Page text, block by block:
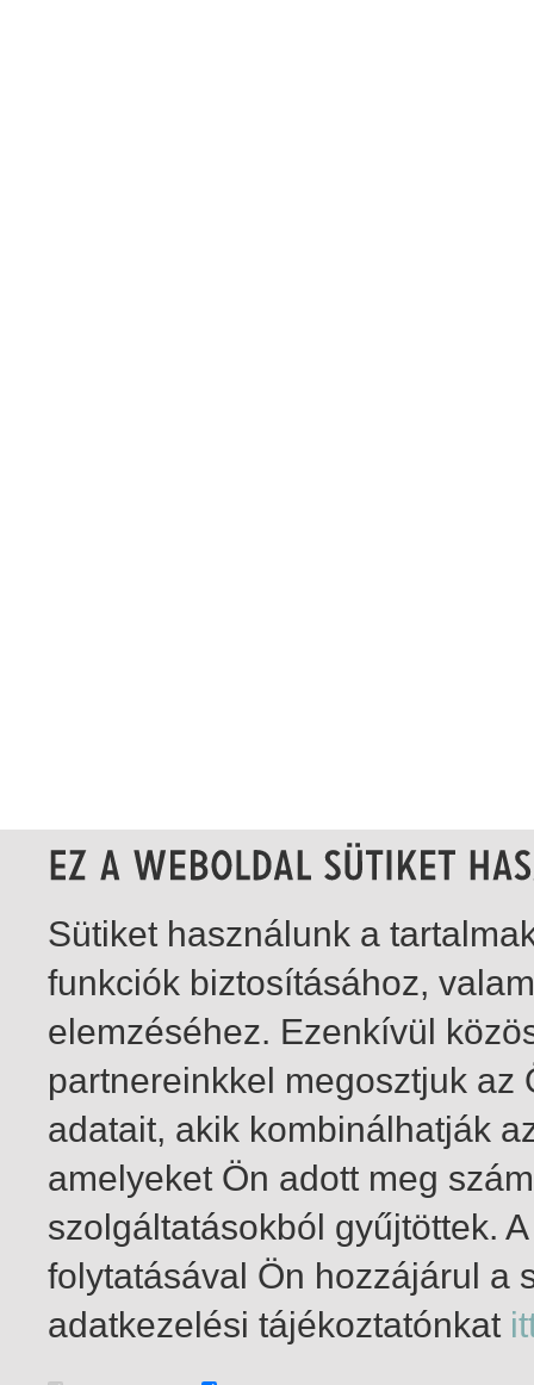
1-14 / total 14 hit
Sütiket használunk a
funkciók biztosításához,
elemzéséhez. Ezenkívül
partnereinkkel megosztjuk
adatait, akik kombinálhatják
amelyeket Ön adott meg
szolgáltatásokból gyűjtöttek.
folytatásával Ön hozzájárul a
adatkezelési tájékoztatónkat